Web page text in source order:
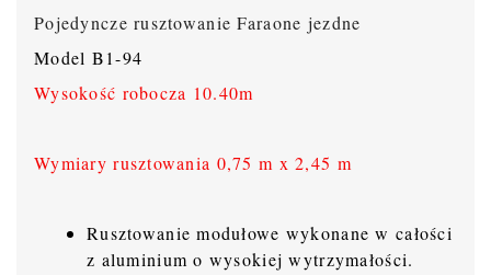
Pojedyncze rusztowanie Faraone jezdne
Model B1-94
Wysokość robocza 10.40m
Wymiary rusztowania 0,75 m x 2,45 m
Rusztowanie modułowe wykonane w całości
z aluminium o wysokiej wytrzymałości.